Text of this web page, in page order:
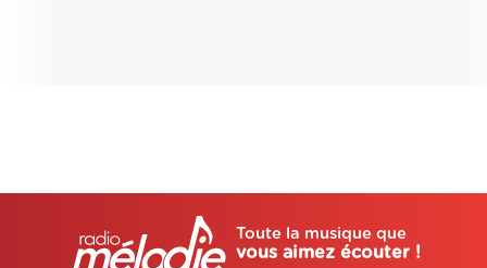
Toute la musique que
vous aimez écouter !